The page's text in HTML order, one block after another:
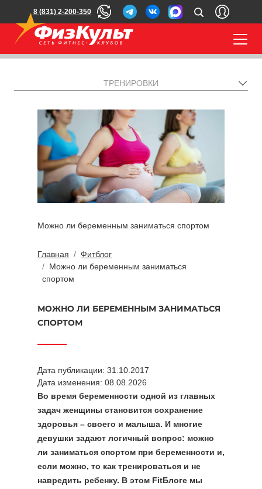
8 (831) 2-200-350
ТРЕНИРОВКИ
Можно ли беременным заниматься спортом
Главная
Фитблог
Можно ли беременным заниматься
спортом
МОЖНО ЛИ БЕРЕМЕННЫМ ЗАНИМАТЬСЯ
СПОРТОМ
Дата публикации: 31.10.2017
Дата изменения: 08.08.2026
Во время беременности одной из главных
задач женщины становится сохранение
здоровья – своего и малыша. И многие
девушки задают логичный вопрос: можно
ли заниматься спортом при беременности и,
если можно, то как тренироваться и не
навредить ребенку. В этом FitБлоге мы